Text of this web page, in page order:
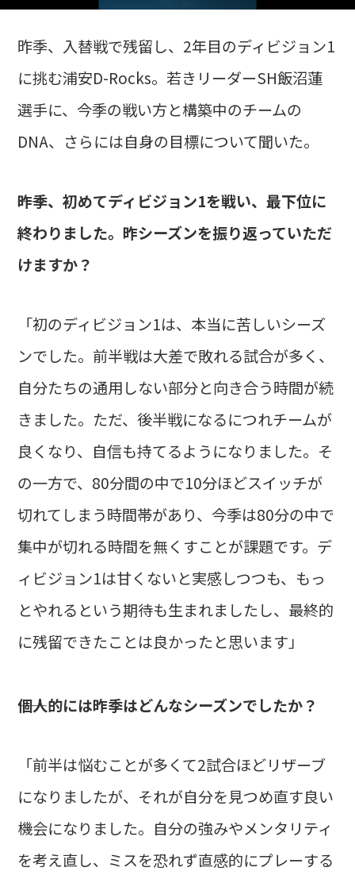
昨季、入替戦で残留し、2年目のディビジョン1
に挑む浦安D-Rocks。若きリーダーSH飯沼蓮
選手に、今季の戦い方と構築中のチームの
DNA、さらには自身の目標について聞いた。
――昨季、初めてディビジョン1を戦い、最下位に
終わりました。昨シーズンを振り返っていただ
けますか？
「初のディビジョン1は、本当に苦しいシーズ
ンでした。前半戦は大差で敗れる試合が多く、
自分たちの通用しない部分と向き合う時間が続
きました。ただ、後半戦になるにつれチームが
良くなり、自信も持てるようになりました。そ
の一方で、80分間の中で10分ほどスイッチが
切れてしまう時間帯があり、今季は80分の中で
集中が切れる時間を無くすことが課題です。デ
ィビジョン1は甘くないと実感しつつも、もっ
とやれるという期待も生まれましたし、最終的
に残留できたことは良かったと思います」
――個人的には昨季はどんなシーズンでしたか？
「前半は悩むことが多くて2試合ほどリザーブ
になりましたが、それが自分を見つめ直す良い
機会になりました。自分の強みやメンタリティ
を考え直し、ミスを恐れず直感的にプレーする